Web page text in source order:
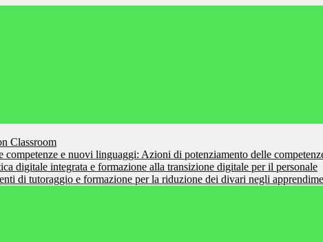
Classroom
e nuovi linguaggi: Azioni di potenziamento delle
digitale integrata e formazione alla transizione digitale per il personale
di tutoraggio e formazione per la riduzione dei divari negli